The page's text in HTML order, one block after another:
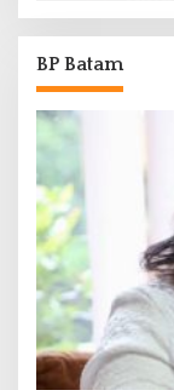
BP Batam